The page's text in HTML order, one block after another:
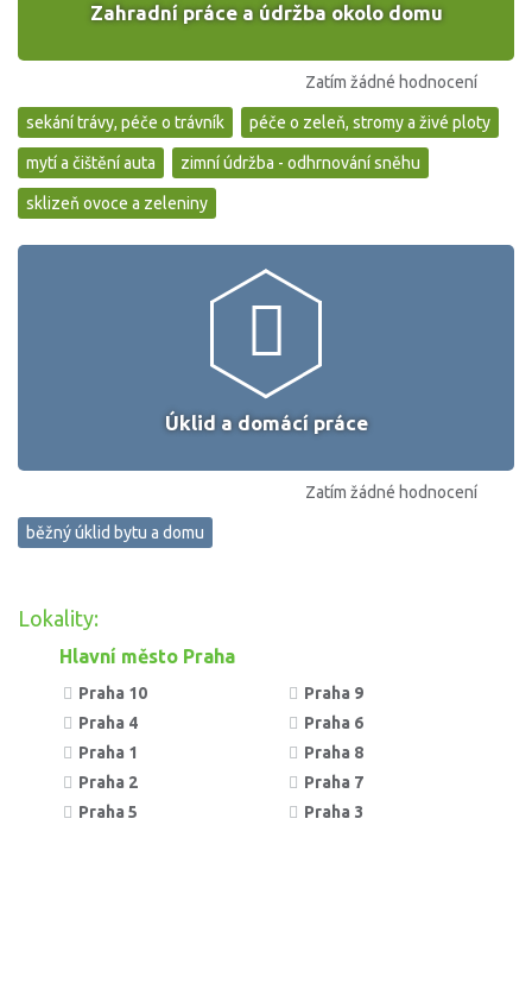
Zahradní práce a údržba okolo domu
Zatím žádné hodnocení
sekání trávy, péče o trávník péče o zeleň, stromy a živé ploty
mytí a čištění auta zimní údržba - odhrnování sněhu
sklizeň ovoce a zeleniny
Úklid a domácí práce
Zatím žádné hodnocení
běžný úklid bytu a domu
Lokality:
Hlavní město Praha
Praha 10
Praha 4
Praha 1
Praha 2
Praha 5
Praha 9
Praha 6
Praha 8
Praha 7
Praha 3